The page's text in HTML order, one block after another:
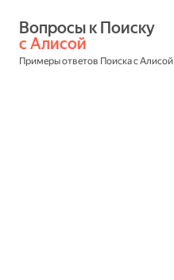
с Алисой
Примеры ответов Поиска с Алисой